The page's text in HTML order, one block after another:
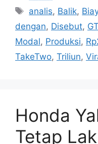
Tag
analis, Balik,
dengan, Disebut,
Modal, Produksi,
TakeTwo, Triliun,
Honda
Tetap